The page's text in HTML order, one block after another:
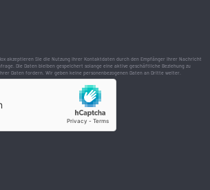
akzeptieren Sie die Nutzung Ihrer Kontaktdaten durch den Empfänger Ihrer Nachricht
Die Daten bleiben gespeichert solange eine aktive geschäftliche Beziehung zu
Daten fordern. Wir geben keine personenbezogenen Daten an Dritte weiter.